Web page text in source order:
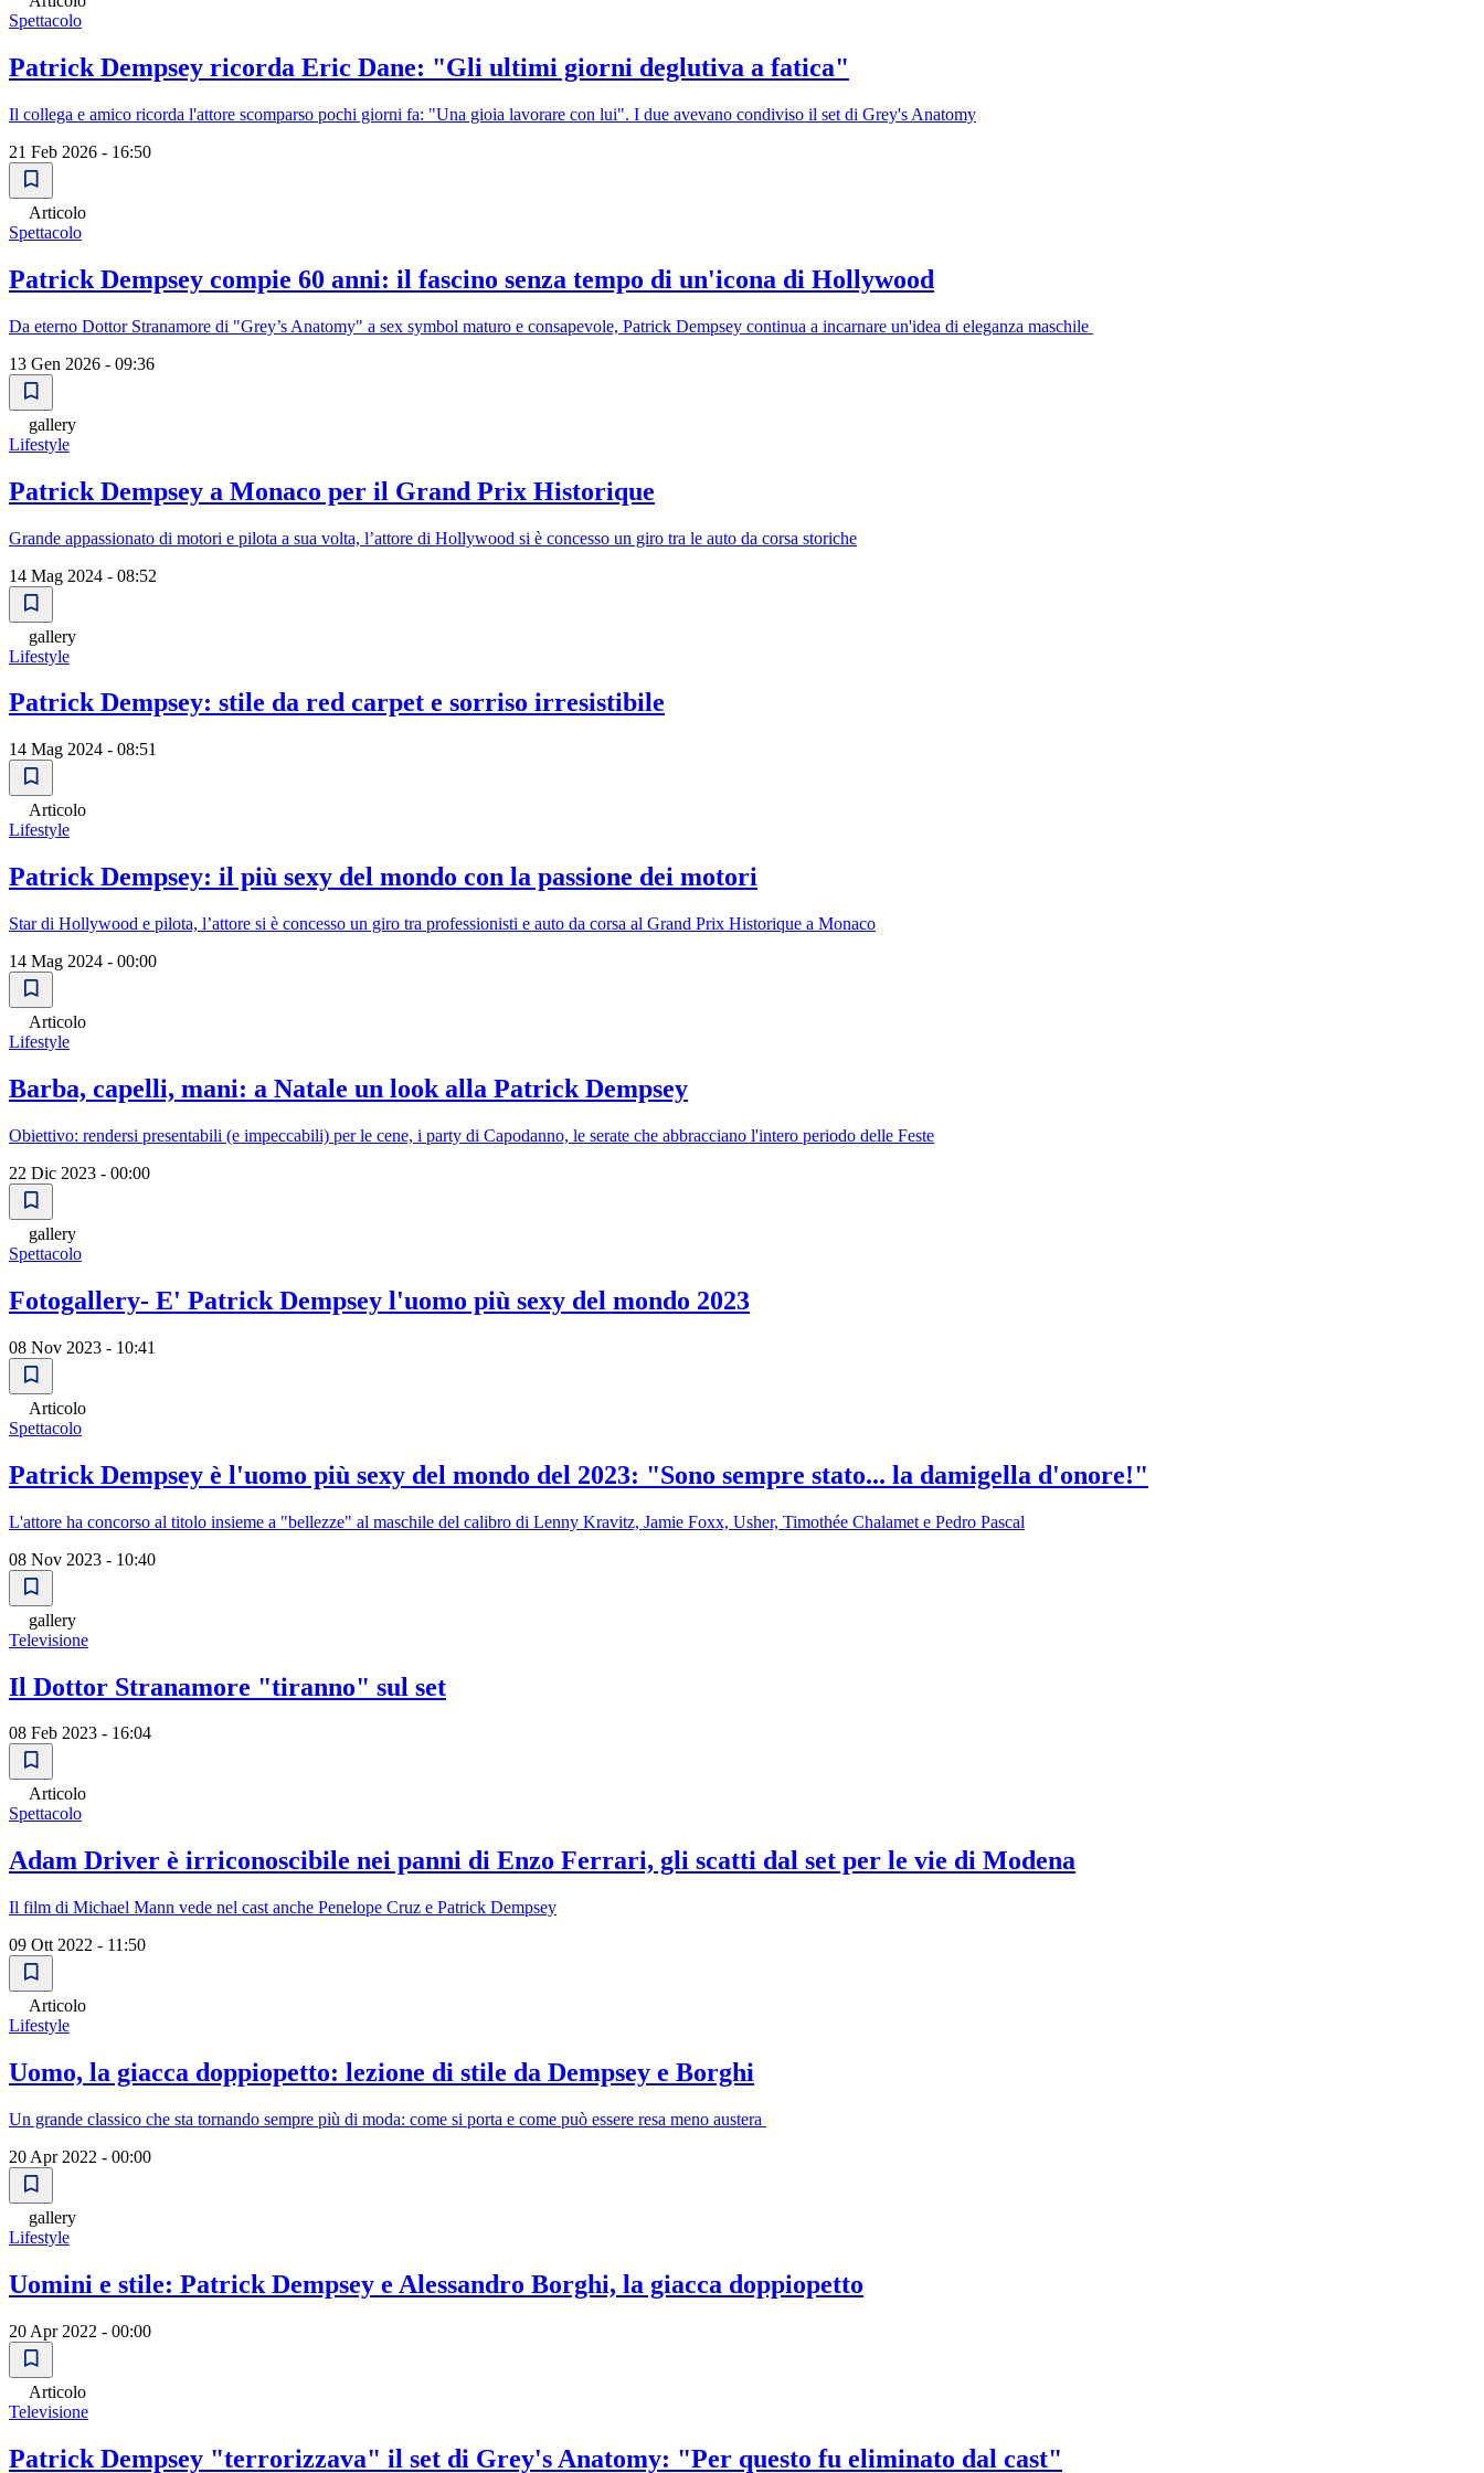
Spettacolo
Patrick Dempsey ricorda Eric Dane: "Gli ultimi giorni deglutiva a fatica"
Il collega e amico ricorda l'attore scomparso pochi giorni fa: "Una gioia lavorare con lui". I due avevano condiviso il set di Grey's Anatomy
21 Feb 2026 - 16:50
Articolo
Spettacolo
Patrick Dempsey compie 60 anni: il fascino senza tempo di un'icona di Hollywood
Da eterno Dottor Stranamore di "Grey’s Anatomy" a sex symbol maturo e consapevole, Patrick Dempsey continua a incarnare un'idea di eleganza maschile
13 Gen 2026 - 09:36
gallery
Lifestyle
Patrick Dempsey a Monaco per il Grand Prix Historique
Grande appassionato di motori e pilota a sua volta, l’attore di Hollywood si è concesso un giro tra le auto da corsa storiche
14 Mag 2024 - 08:52
gallery
Lifestyle
Patrick Dempsey: stile da red carpet e sorriso irresistibile
14 Mag 2024 - 08:51
Articolo
Lifestyle
Patrick Dempsey: il più sexy del mondo con la passione dei motori
Star di Hollywood e pilota, l’attore si è concesso un giro tra professionisti e auto da corsa al Grand Prix Historique a Monaco
14 Mag 2024 - 00:00
Articolo
Lifestyle
Barba, capelli, mani: a Natale un look alla Patrick Dempsey
Obiettivo: rendersi presentabili (e impeccabili) per le cene, i party di Capodanno, le serate che abbracciano l'intero periodo delle Feste
22 Dic 2023 - 00:00
gallery
Spettacolo
Fotogallery- E' Patrick Dempsey l'uomo più sexy del mondo 2023
08 Nov 2023 - 10:41
Articolo
Spettacolo
Patrick Dempsey è l'uomo più sexy del mondo del 2023: "Sono sempre stato... la damigella d'onore!"
L'attore ha concorso al titolo insieme a "bellezze" al maschile del calibro di Lenny Kravitz, Jamie Foxx, Usher, Timothée Chalamet e Pedro Pascal
08 Nov 2023 - 10:40
gallery
Televisione
Il Dottor Stranamore "tiranno" sul set
08 Feb 2023 - 16:04
Articolo
Spettacolo
Adam Driver è irriconoscibile nei panni di Enzo Ferrari, gli scatti dal set per le vie di Modena
Il film di Michael Mann vede nel cast anche Penelope Cruz e Patrick Dempsey
09 Ott 2022 - 11:50
Articolo
Lifestyle
Uomo, la giacca doppiopetto: lezione di stile da Dempsey e Borghi
Un grande classico che sta tornando sempre più di moda: come si porta e come può essere resa meno austera
20 Apr 2022 - 00:00
gallery
Lifestyle
Uomini e stile: Patrick Dempsey e Alessandro Borghi, la giacca doppiopetto
20 Apr 2022 - 00:00
Articolo
Televisione
Patrick Dempsey "terrorizzava" il set di Grey's Anatomy: "Per questo fu eliminato dal cast"